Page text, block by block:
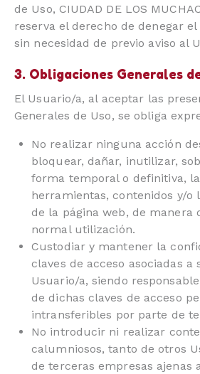
de Uso, CIUDAD DE LOS
reserva el derecho de denegar el
sin necesidad de previo aviso al
3. Obligaciones Generales
El Usuario/a, al aceptar las
Generales de Uso, se obliga
No realizar ninguna acción
bloquear, dañar, inutilizar,
forma temporal o definitiva,
herramientas, contenidos y/
de la página web, de manera
normal utilización.
Custodiar y mantener la
claves de acceso asociadas a
Usuario/a, siendo
de dichas claves de acceso
intransferibles por parte de
No introducir ni realizar
calumniosos, tanto de otros
de terceras empresas ajenas